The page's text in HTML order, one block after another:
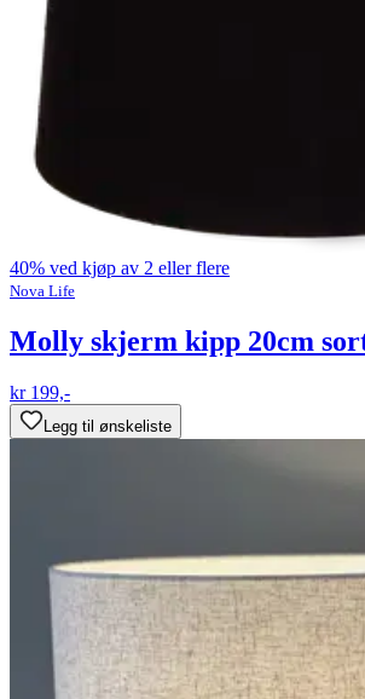
40% ved kjøp av 2 eller flere
Nova Life
Molly skjerm kipp 20cm
kr 199,-
Legg til ønskeliste